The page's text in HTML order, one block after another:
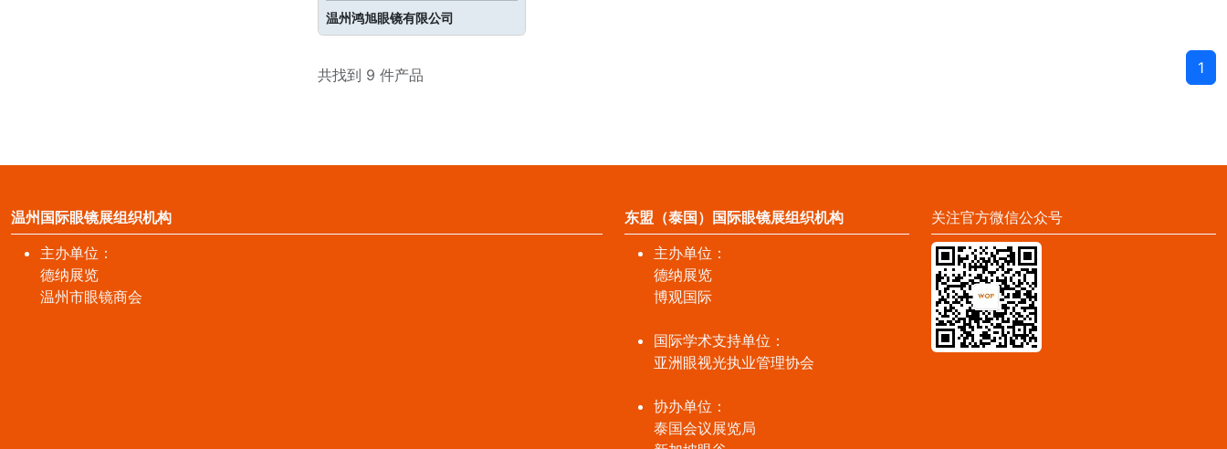
温州鸿旭眼镜有限公司
共找到 9 件产品 1
温州国际眼镜展组织机构
主办单位：
德纳展览
温州市眼镜商会
东盟（泰国）国际眼镜展组织机构
主办单位：
德纳展览
博观国际
国际学术支持单位：
亚洲眼视光执业管理协会
协办单位：
泰国会议展览局
关注官方微信公众号